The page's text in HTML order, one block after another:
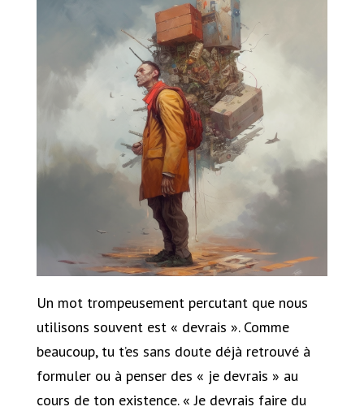
Un mot trompeusement percutant que nous
utilisons souvent est « devrais ». Comme
beaucoup, tu t’es sans doute déjà retrouvé à
formuler ou à penser des « je devrais » au
cours de ton existence. « Je devrais faire du